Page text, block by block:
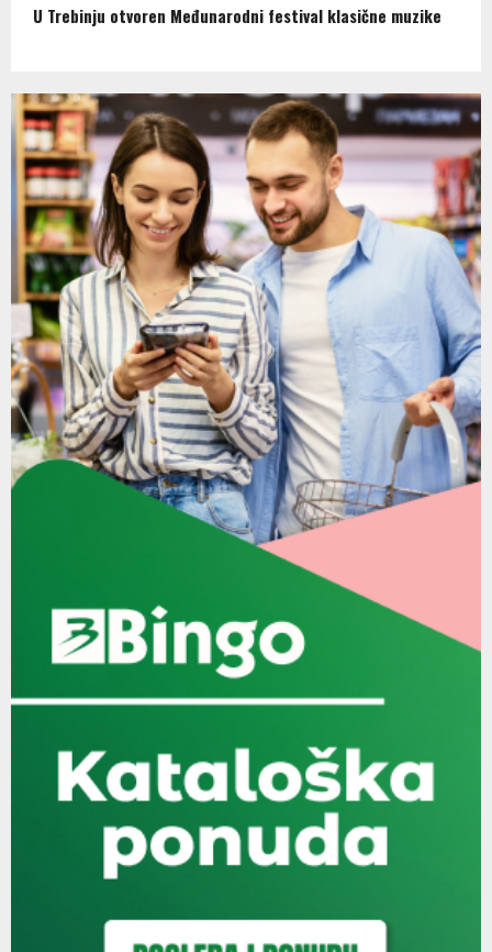
U Trebinju otvoren Međunarodni festival klasične muzike